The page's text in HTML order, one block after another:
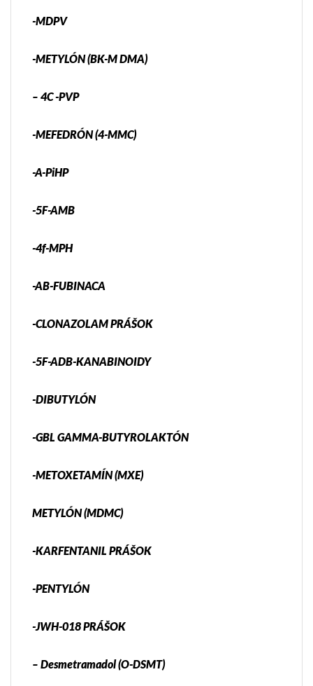
-MDPV
-METYLÓN (BK-M DMA)
– 4C -PVP
-MEFEDRÓN (4-MMC)
-A-PiHP
-5F-AMB
-4f-MPH
-AB-FUBINACA
-CLONAZOLAM PRÁŠOK
-5F-ADB-KANABINOIDY
-DIBUTYLÓN
-GBL GAMMA-BUTYROLAKTÓN
-METOXETAMÍN (MXE)
METYLÓN (MDMC)
-KARFENTANIL PRÁŠOK
-PENTYLÓN
-JWH-018 PRÁŠOK
– Desmetramadol (O-DSMT)